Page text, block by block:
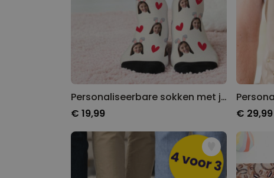
Personaliseerbare sokken met jouw gezicht en konijnenoren
€ 19,99
€ 29,99